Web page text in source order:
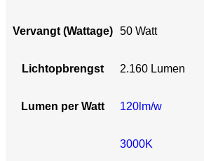
Vervangt (Wattage) 50 Watt
Lichtopbrengst 2.160 Lumen
Lumen per Watt 120lm/w
3000K